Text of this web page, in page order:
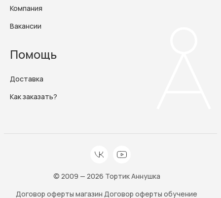
Компания
Вакансии
Помощь
Доставка
Как заказать?
© 2009 — 2026 Тортик Аннушка
Договор оферты магазин Договор оферты обучение